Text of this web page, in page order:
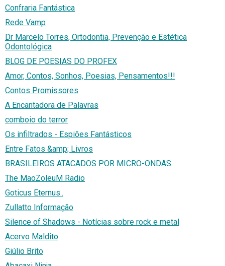
Confraria Fantástica
Rede Vamp
Dr Marcelo Torres, Ortodontia, Prevenção e Estética
Odontológica
BLOG DE POESIAS DO PROFEX
Amor, Contos, Sonhos, Poesias, Pensamentos!!!
Contos Promissores
A Encantadora de Palavras
comboio do terror
Os infiltrados - Espiões Fantásticos
Entre Fatos &amp; Livros
BRASILEIROS ATACADOS POR MICRO-ONDAS
The MaoZoleuM Radio
Goticus Eternus..
Zullatto Informação
Silence of Shadows - Notícias sobre rock e metal
Acervo Maldito
Giúlio Brito